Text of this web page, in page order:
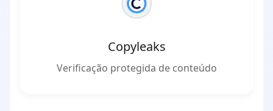
Copyleaks
Verificação protegida de conteúdo